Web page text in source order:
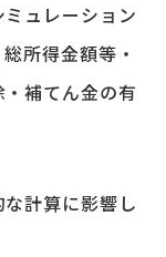
ュレーション
所得金額等・
補てん金の有
計算に影響し